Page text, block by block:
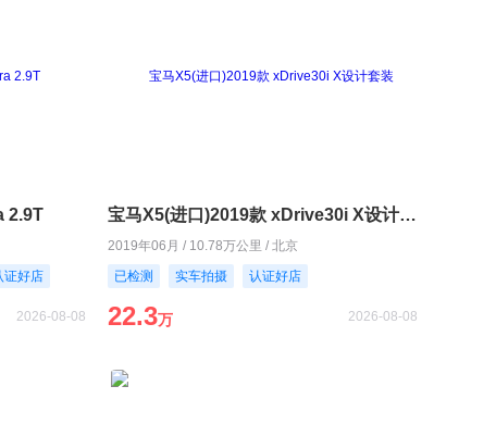
2.9T
证好店
2026-08-08
宝马X5(进口)2019款 xDrive30i X设计套装
2019年06月 / 10.78万公里 / 北京
已检测
实车拍摄 认证好店
22.3万 2026-08-08